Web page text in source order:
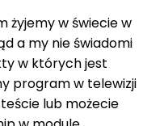
żyjemy w świecie w
a my nie świadomi
w których jest
program w telewizji
lub możecie